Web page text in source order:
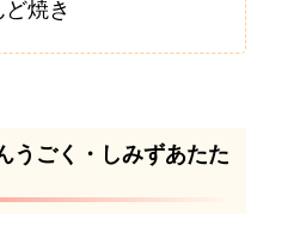
焼き
うごく・しみずあたた